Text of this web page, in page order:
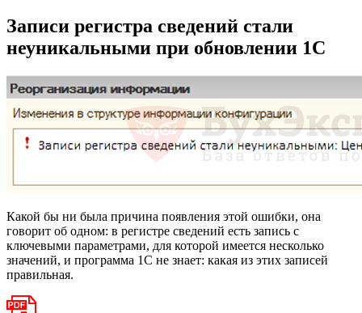
Записи регистра сведений стали
неуникальными при обновлении 1С
Какой бы ни была причина появления этой ошибки, она
говорит об одном: в регистре сведений есть запись с
ключевыми параметрами, для которой имеется несколько
значений, и программа 1С не знает: какая из этих записей
правильная.